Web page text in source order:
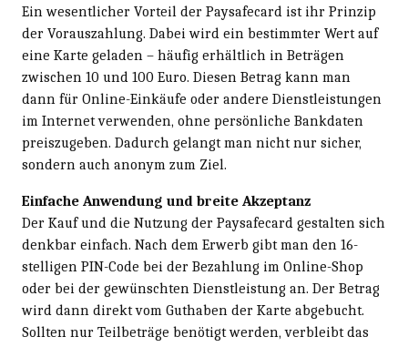
Ein wesentlicher Vorteil der Paysafecard ist ihr Prinzip
der Vorauszahlung. Dabei wird ein bestimmter Wert auf
eine Karte geladen – häufig erhältlich in Beträgen
zwischen 10 und 100 Euro. Diesen Betrag kann man
dann für Online-Einkäufe oder andere Dienstleistungen
im Internet verwenden, ohne persönliche Bankdaten
preiszugeben. Dadurch gelangt man nicht nur sicher,
sondern auch anonym zum Ziel.
Einfache Anwendung und breite Akzeptanz
Der Kauf und die Nutzung der Paysafecard gestalten sich
denkbar einfach. Nach dem Erwerb gibt man den 16-
stelligen PIN-Code bei der Bezahlung im Online-Shop
oder bei der gewünschten Dienstleistung an. Der Betrag
wird dann direkt vom Guthaben der Karte abgebucht.
Sollten nur Teilbeträge benötigt werden, verbleibt das